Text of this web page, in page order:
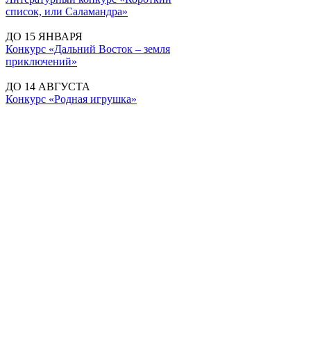
список, или Саламандра»
ДО 15 ЯНВАРЯ
Конкурс «Дальний Восток – земля
приключений»
ДО 14 АВГУСТА
Конкурс «Родная игрушка»